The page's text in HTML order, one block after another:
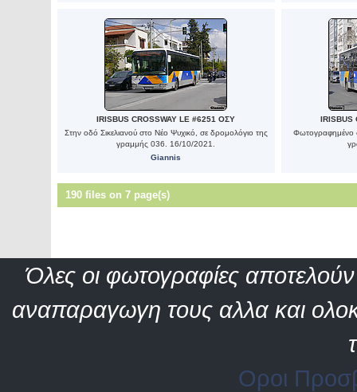
IRISBUS CROSSWAY LE #6251 ΟΣΥ
Στην οδό Σικελιανού στο Νέο Ψυχικό, σε δρομολόγιο της
γραμμής 036. 16/10/2021.
Giannis
IRISBUS
Φωτογραφημένο
190 files on 7 page(s)
Όλες οι φωτογραφίες αποτελούν
αναπαραγωγη τους αλλα και
Οροι